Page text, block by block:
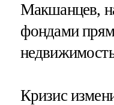
Макшанцев,
фондами
Кризис